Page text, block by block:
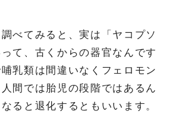
べてみると、実は「ヤコプソ
て、古くからの器官なんです
乳類は間違いなくフェロモン
間では胎児の段階ではあるん
ると退化するともいいます。